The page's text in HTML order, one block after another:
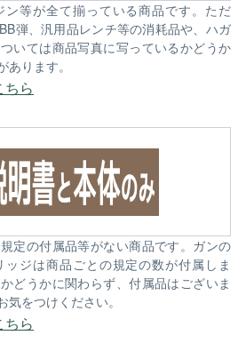
等が全て揃っている商品です。ただ
弾、汎用品レンチ等の消耗品や、ハガ
いては商品写真に写っているかどうか
ります。
ら
定の付属品等がない商品です。ガンの
ジは商品ごとの規定の数が付属しま
どうかに関わらず、付属品はございま
をつけください。
ら